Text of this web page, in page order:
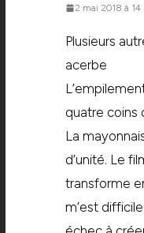
2 mai 2018 à 14
Plusieurs
acerbe
quatre coins
La
d’unité. Le
transforme
m’est